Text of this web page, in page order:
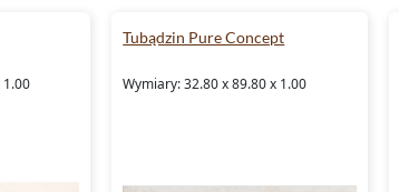
1.00
Tubądzin Pure Concept
Wymiary: 32.80 x 89.80 x 1.00